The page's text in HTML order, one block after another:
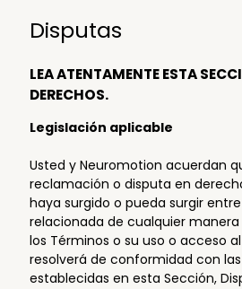
Disputas
LEA ATENTAMENTE ESTA
DERECHOS.
Legislación aplicable
Usted y Neuromotion acuerdan
reclamación o disputa en
haya surgido o pueda surgir
relacionada de cualquier
los Términos o su uso o acceso
resolverá de conformidad con
establecidas en esta Sección,